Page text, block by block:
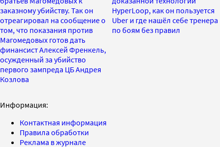
заказному убийству. Так он
отреагировал на сообщение о
том, что показания против
Магомедовых готов дать
финансист Алексей Френкель,
осужденный за убийство
первого зампреда ЦБ Андрея
Козлова
HyperLoop, как он пользуется
Uber и где нашёл себе тренера
по боям без правил
Информация:
Контактная информация
Правила обработки
Реклама в журнале